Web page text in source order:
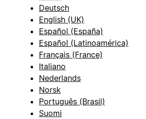
Deutsch
English (UK)
Español (España)
Español (Latinoamérica)
Français (France)
Italiano
Nederlands
Norsk
Português (Brasil)
Suomi